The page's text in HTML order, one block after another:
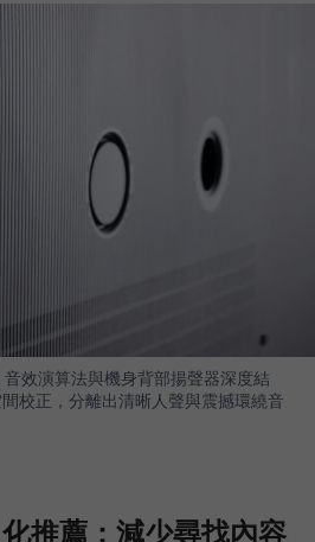
效演算法與機身背部揚聲器深度結
校正，分離出清晰人聲與震撼環繞音
推薦：減少尋找內容